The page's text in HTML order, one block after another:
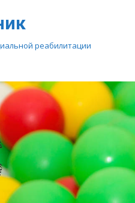
реабилитации